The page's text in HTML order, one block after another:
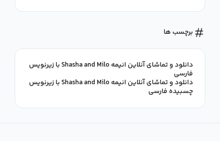
برچسب ها
دانلود و تماشای آنلاین انیمه Shasha and Milo با زیرنویس
فارسی
دانلود و تماشای آنلاین انیمه Shasha and Milo با زیرنویس
چسبیده فارسی